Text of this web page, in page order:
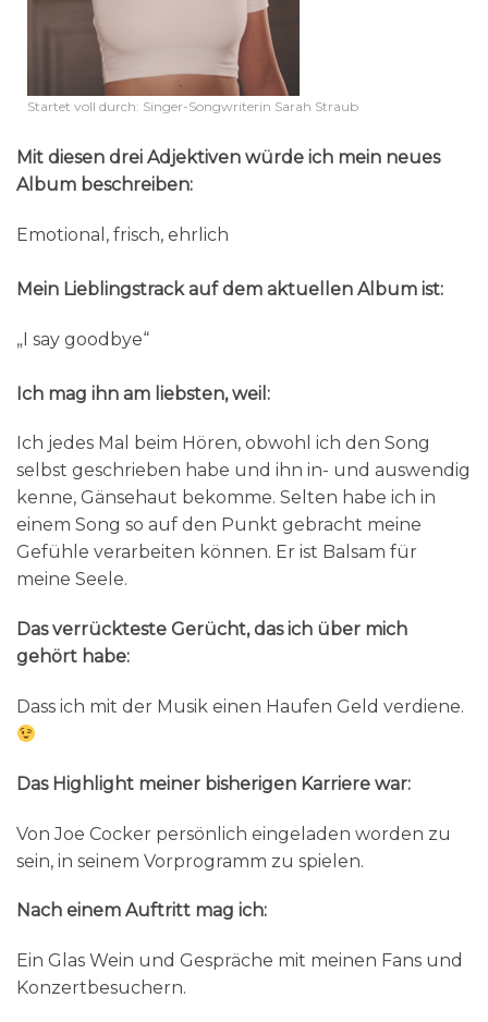
Startet voll durch: Singer-Songwriterin Sarah Straub
Mit diesen drei Adjektiven würde ich mein neues
Album beschreiben:
Emotional, frisch, ehrlich
Mein Lieblingstrack auf dem aktuellen Album ist:
„I say goodbye“
Ich mag ihn am liebsten, weil:
Ich jedes Mal beim Hören, obwohl ich den Song
selbst geschrieben habe und ihn in- und auswendig
kenne, Gänsehaut bekomme. Selten habe ich in
einem Song so auf den Punkt gebracht meine
Gefühle verarbeiten können. Er ist Balsam für
meine Seele.
Das verrückteste Gerücht, das ich über mich
gehört habe:
Dass ich mit der Musik einen Haufen Geld verdiene.
Das Highlight meiner bisherigen Karriere war:
Von Joe Cocker persönlich eingeladen worden zu
sein, in seinem Vorprogramm zu spielen.
Nach einem Auftritt mag ich:
Ein Glas Wein und Gespräche mit meinen Fans und
Konzertbesuchern.